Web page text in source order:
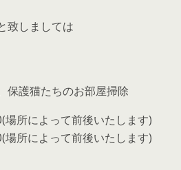
致しましては
保護猫たちのお部屋掃除
所によって前後いたします)
所によって前後いたします)